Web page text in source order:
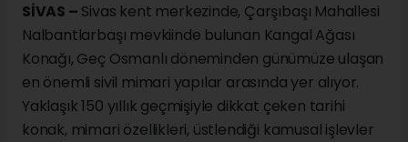
SİVAS – Sivas kent merkezinde, Çarşıbaşı Mahallesi
Nalbantlarbaşı mevkiinde bulunan Kangal Ağası
Konağı, Geç Osmanlı döneminden günümüze ulaşan
en önemli sivil mimari yapılar arasında yer alıyor.
Yaklaşık 150 yıllık geçmişiyle dikkat çeken tarihi
konak, mimari özellikleri, üstlendiği kamusal işlevler